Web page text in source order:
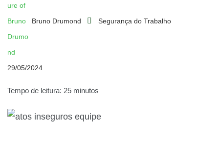
Bruno Drumond Segurança do Trabalho
29/05/2024
Tempo de leitura: 25 minutos